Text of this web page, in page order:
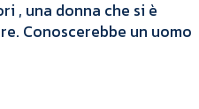
, una donna che si è
Conoscerebbe un uomo